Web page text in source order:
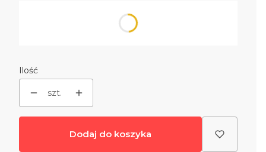
Poszczególne warianty mogą różnić się ceną
Ilość
szt.
Dodaj do koszyka